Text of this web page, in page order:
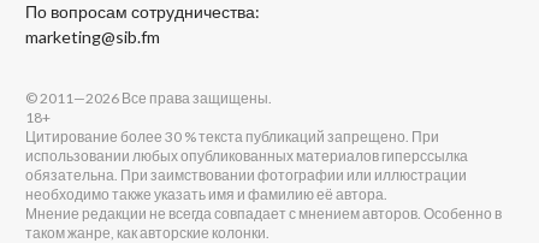
По вопросам сотрудничества:
marketing@sib.fm
© 2011—2026 Все права защищены.
18+
Цитирование более 30 % текста публикаций запрещено. При
использовании любых опубликованных материалов гиперссылка
обязательна. При заимствовании фотографии или иллюстрации
необходимо также указать имя и фамилию её автора.
Мнение редакции не всегда совпадает с мнением авторов. Особенно в
таком жанре, как авторские колонки.